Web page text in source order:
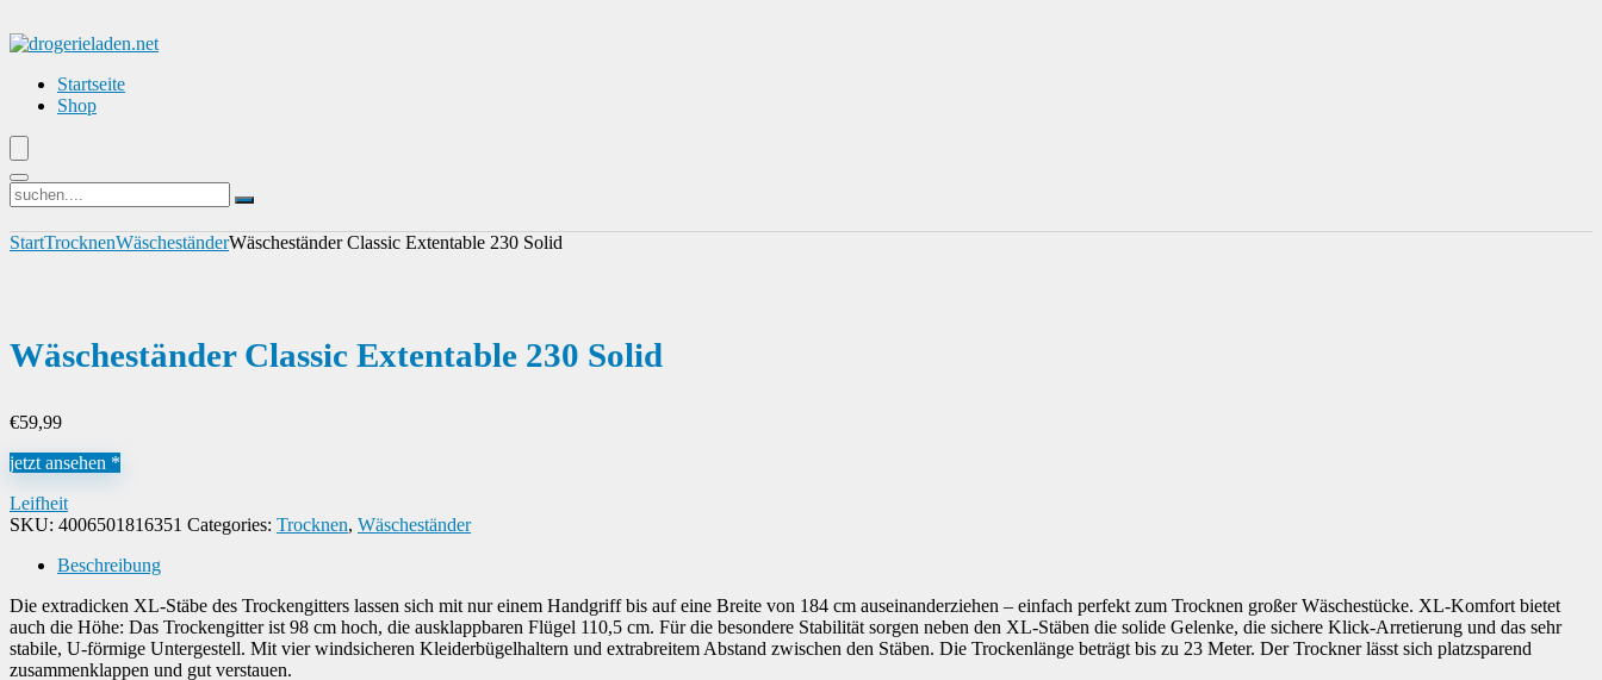
Startseite
Shop
StartTrocknenWäscheständerWäscheständer Classic Extentable 230 Solid
Wäscheständer Classic Extentable 230 Solid
€59,99
jetzt ansehen *
Leifheit
SKU: 4006501816351 Categories: Trocknen, Wäscheständer
Beschreibung
Die extradicken XL-Stäbe des Trockengitters lassen sich mit nur einem Handgriff bis auf eine Breite von 184 cm auseinanderziehen – einfach perfekt zum Trocknen großer Wäschestücke. XL-Komfort bietet
auch die Höhe: Das Trockengitter ist 98 cm hoch, die ausklappbaren Flügel 110,5 cm. Für die besondere Stabilität sorgen neben den XL-Stäben die solide Gelenke, die sichere Klick-Arretierung und das sehr
stabile, U-förmige Untergestell. Mit vier windsicheren Kleiderbügelhaltern und extrabreitem Abstand zwischen den Stäben. Die Trockenlänge beträgt bis zu 23 Meter. Der Trockner lässt sich platzsparend
zusammenklappen und gut verstauen.